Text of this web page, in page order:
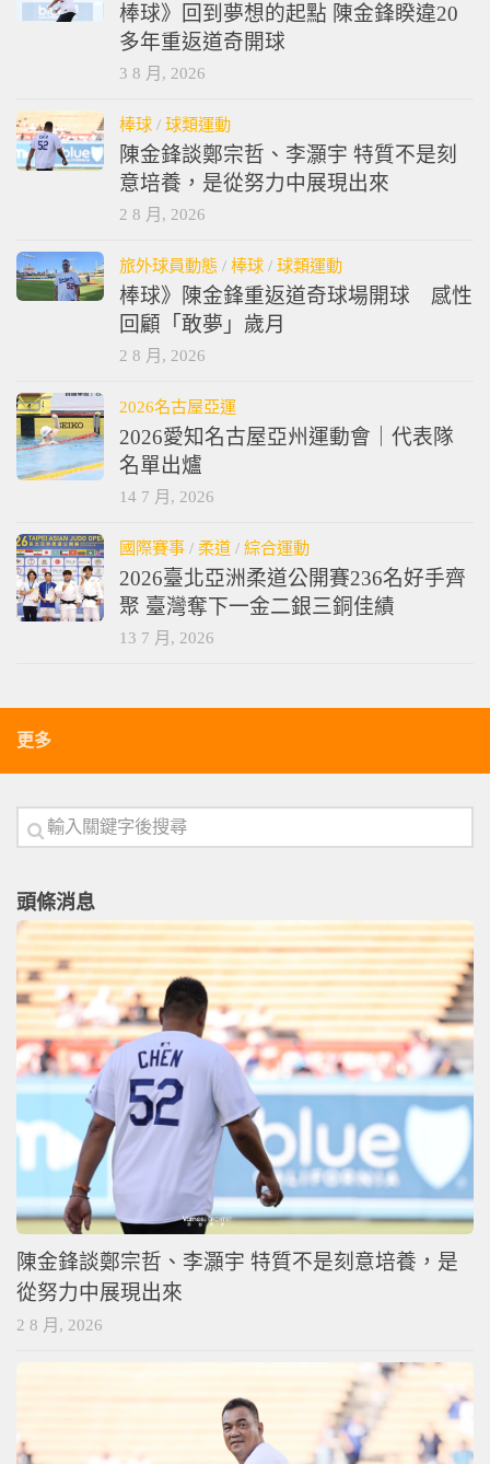
棒球》回到夢想的起點 陳金鋒睽違20
多年重返道奇開球
3 8 月, 2026
棒球 / 球類運動
陳金鋒談鄭宗哲、李灝宇 特質不是刻
意培養，是從努力中展現出來
2 8 月, 2026
旅外球員動態 / 棒球 / 球類運動
棒球》陳金鋒重返道奇球場開球 感性
回顧「敢夢」歲月
2 8 月, 2026
2026名古屋亞運
2026愛知名古屋亞州運動會｜代表隊
名單出爐
14 7 月, 2026
國際賽事 / 柔道 / 綜合運動
2026臺北亞洲柔道公開賽236名好手齊
聚 臺灣奪下一金二銀三銅佳績
13 7 月, 2026
更多
頭條消息
陳金鋒談鄭宗哲、李灝宇 特質不是刻意培養，是
從努力中展現出來
2 8 月, 2026